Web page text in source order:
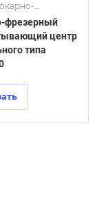
центры
металлу
фрезерный
центр
типа